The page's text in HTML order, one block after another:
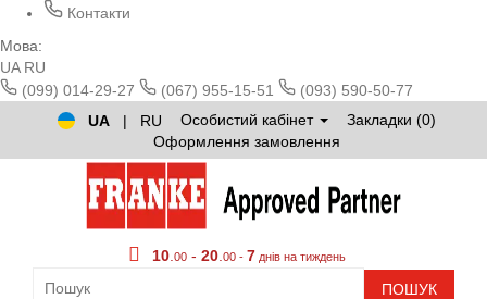
Контакти
Мова:
UA RU
(099) 014-29-27
(067) 955-15-51
(093) 590-50-77
UA
| RU Особистий кабінет
Закладки (0)
Оформлення замовлення
10 00 - 20 00 - 7 днів на тиждень
ПОШУК